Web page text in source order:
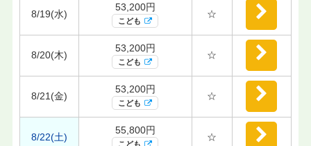
8/19(水)
53,200円
こども
☆
8/20(木)
53,200円
こども
☆
8/21(金)
53,200円
こども
☆
8/22(土)
55,800円
こども
☆